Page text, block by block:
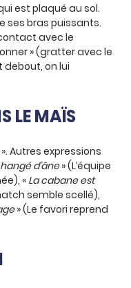
est plaqué au sol.
ses bras puissants.
avec le
» (gratter avec le
debout, on lui
LE MAÏS
Autres expressions
d’âne» (L’équipe
« La cabane est
semble scellé),
» (Le favori reprend